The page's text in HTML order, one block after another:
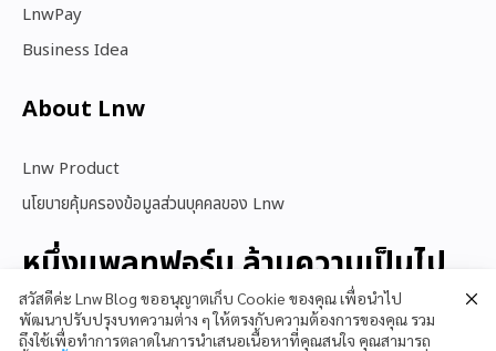
LnwPay
Business Idea
About Lnw​
Lnw Product
นโยบายคุ้มครองข้อมูลส่วนบุคคลของ Lnw
หนึ่งแพลทฟอร์ม ล้านความเป็นไป
ได้
สวัสดีค่ะ Lnw Blog ขออนุญาตเก็บ Cookie ของคุณ เพื่อนำไป
พัฒนาปรับปรุงบทความต่าง ๆ ให้ตรงกับความต้องการของคุณ รวม
ถึงใช้เพื่อทำการตลาดในการนำเสนอเนื้อหาที่คุณสนใจ คุณสามารถ